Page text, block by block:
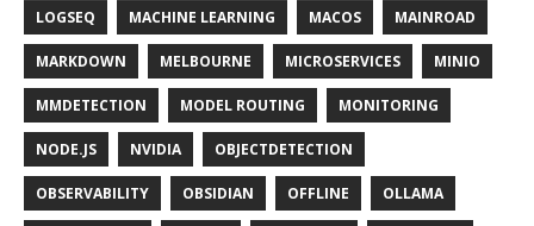
LOGSEQ MACHINE LEARNING MACOS MAINROAD
MARKDOWN MELBOURNE MICROSERVICES MINIO
MMDETECTION MODEL ROUTING MONITORING
NODE.JS NVIDIA OBJECTDETECTION
OBSERVABILITY OBSIDIAN OFFLINE OLLAMA